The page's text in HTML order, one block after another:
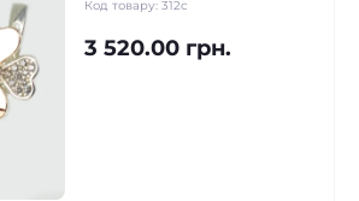
Код товару: 312с
3 520.00 грн.